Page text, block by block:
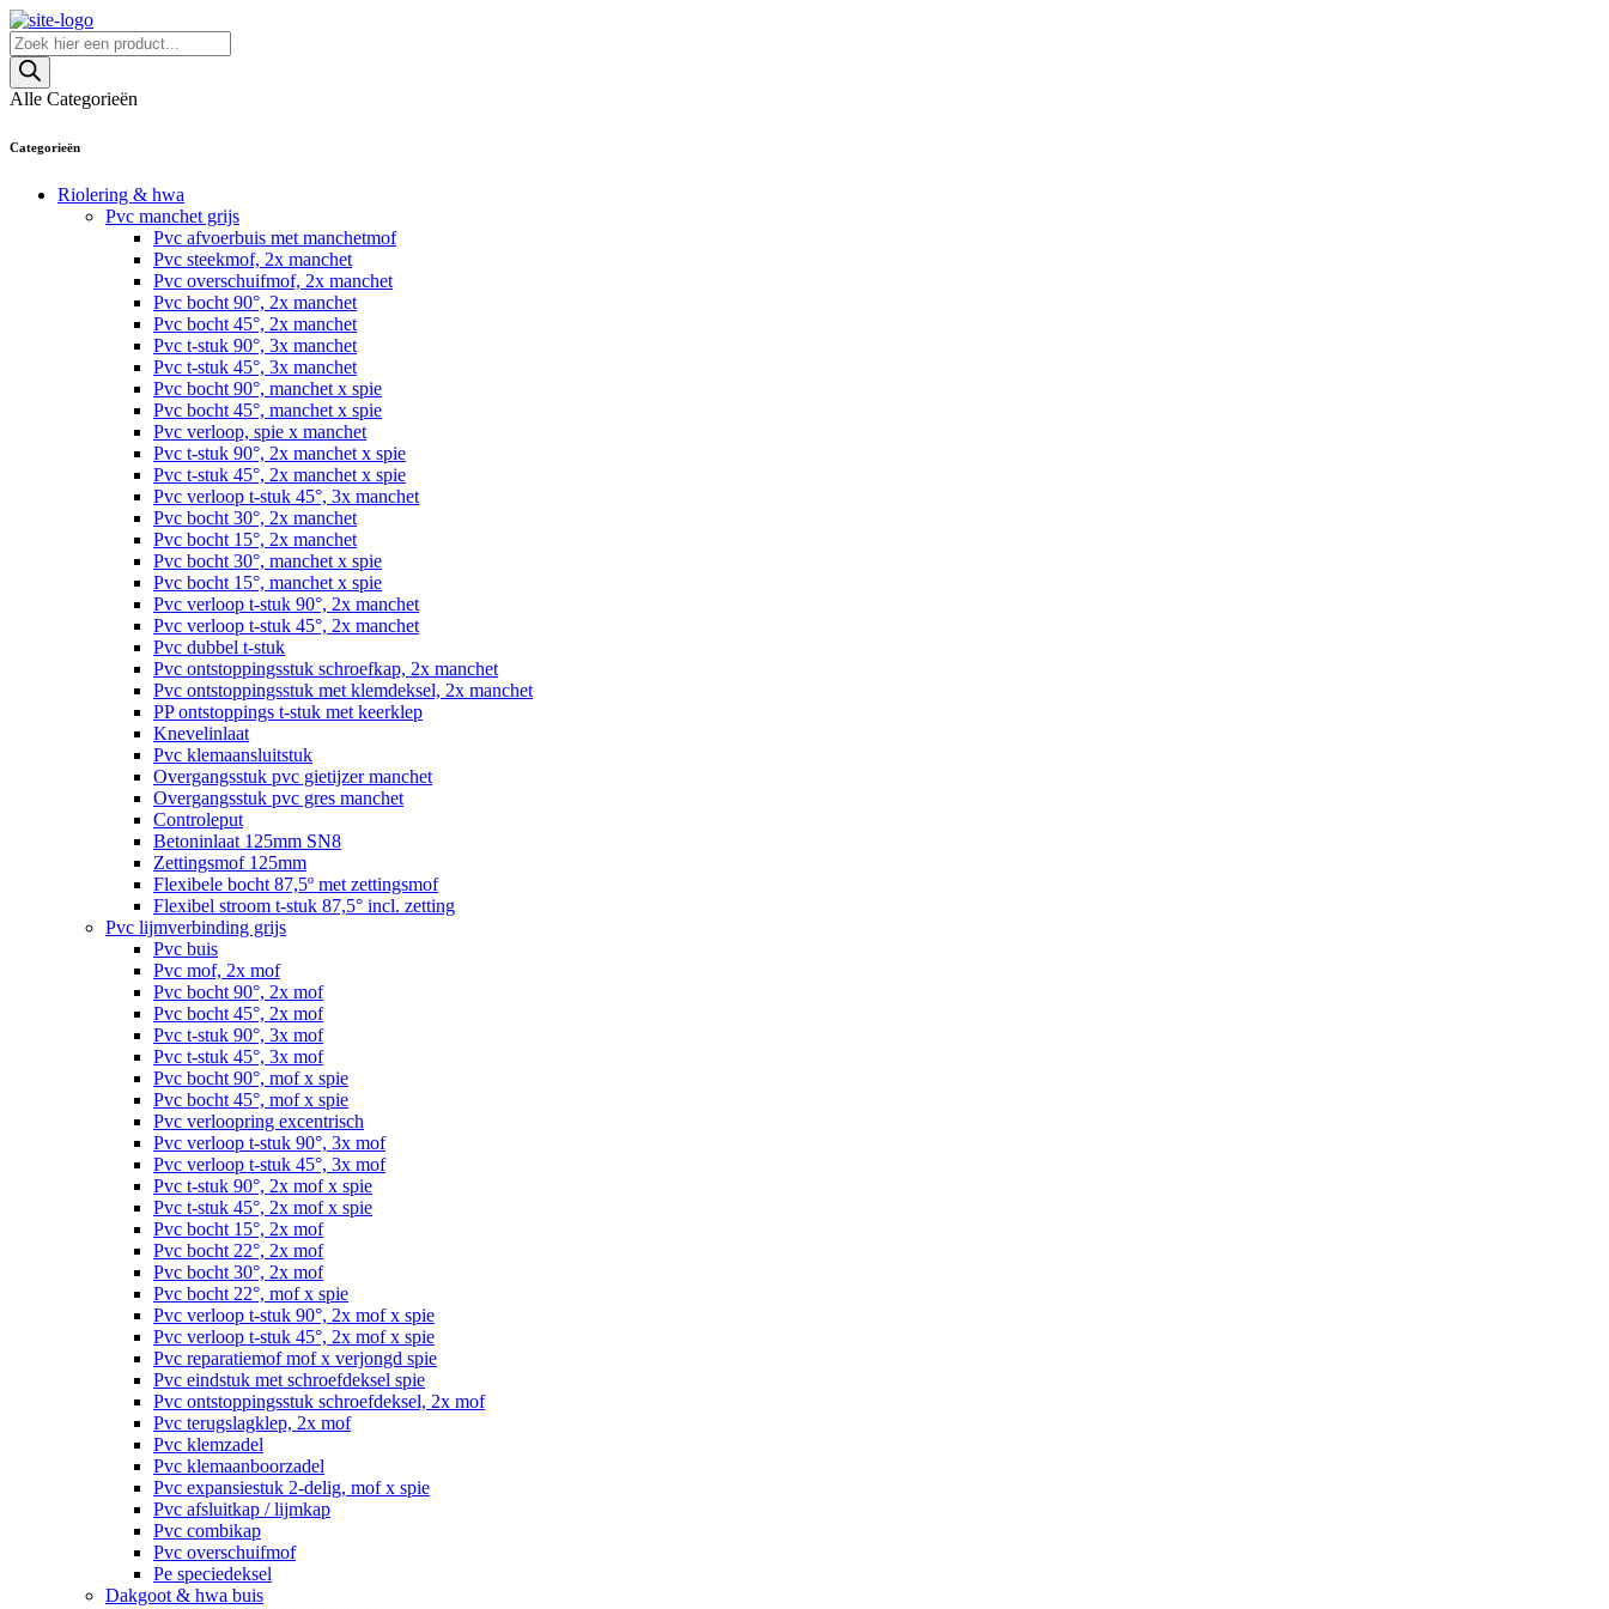
Skip
to
content
Producten
zoeken
Alle Categorieën
Categorieën
Riolering & hwa
Pvc manchet grijs
Pvc afvoerbuis met manchetmof
Pvc steekmof, 2x manchet
Pvc overschuifmof, 2x manchet
Pvc bocht 90°, 2x manchet
Pvc bocht 45°, 2x manchet
Pvc t-stuk 90°, 3x manchet
Pvc t-stuk 45°, 3x manchet
Pvc bocht 90°, manchet x spie
Pvc bocht 45°, manchet x spie
Pvc verloop, spie x manchet
Pvc t-stuk 90°, 2x manchet x spie
Pvc t-stuk 45°, 2x manchet x spie
Pvc verloop t-stuk 45°, 3x manchet
Pvc bocht 30°, 2x manchet
Pvc bocht 15°, 2x manchet
Pvc bocht 30°, manchet x spie
Pvc bocht 15°, manchet x spie
Pvc verloop t-stuk 90°, 2x manchet
Pvc verloop t-stuk 45°, 2x manchet
Pvc dubbel t-stuk
Pvc ontstoppingsstuk schroefkap, 2x manchet
Pvc ontstoppingsstuk met klemdeksel, 2x manchet
PP ontstoppings t-stuk met keerklep
Knevelinlaat
Pvc klemaansluitstuk
Overgangsstuk pvc gietijzer manchet
Overgangsstuk pvc gres manchet
Controleput
Betoninlaat 125mm SN8
Zettingsmof 125mm
Flexibele bocht 87,5º met zettingsmof
Flexibel stroom t-stuk 87,5° incl. zetting
Pvc lijmverbinding grijs
Pvc buis
Pvc mof, 2x mof
Pvc bocht 90°, 2x mof
Pvc bocht 45°, 2x mof
Pvc t-stuk 90°, 3x mof
Pvc t-stuk 45°, 3x mof
Pvc bocht 90°, mof x spie
Pvc bocht 45°, mof x spie
Pvc verloopring excentrisch
Pvc verloop t-stuk 90°, 3x mof
Pvc verloop t-stuk 45°, 3x mof
Pvc t-stuk 90°, 2x mof x spie
Pvc t-stuk 45°, 2x mof x spie
Pvc bocht 15°, 2x mof
Pvc bocht 22°, 2x mof
Pvc bocht 30°, 2x mof
Pvc bocht 22°, mof x spie
Pvc verloop t-stuk 90°, 2x mof x spie
Pvc verloop t-stuk 45°, 2x mof x spie
Pvc reparatiemof mof x verjongd spie
Pvc eindstuk met schroefdeksel spie
Pvc ontstoppingsstuk schroefdeksel, 2x mof
Pvc terugslagklep, 2x mof
Pvc klemzadel
Pvc klemaanboorzadel
Pvc expansiestuk 2-delig, mof x spie
Pvc afsluitkap / lijmkap
Pvc combikap
Pvc overschuifmof
Pe speciedeksel
Dakgoot & hwa buis